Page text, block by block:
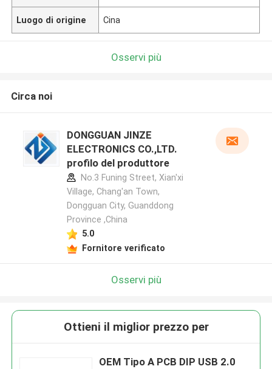
Luogo di origine Cina
Osservi più
Circa noi
DONGGUAN JINZE
ELECTRONICS CO.,LTD.
profilo del produttore
No.3 Funing Street, Xian'xi
Village, Chang'an Town,
Dongguan City, Guanddong
Province ,China
5.0
Fornitore verificato
Osservi più
Ottieni il miglior prezzo per
OEM Tipo A PCB DIP USB 2.0